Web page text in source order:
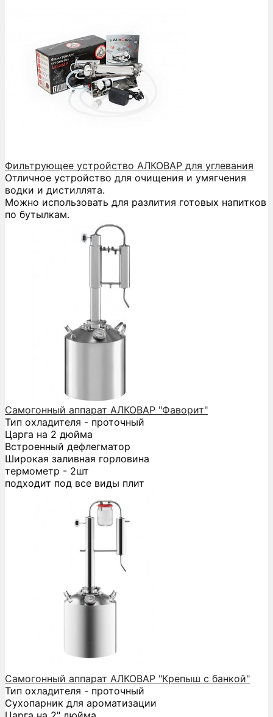
Фильтрующее устройство АЛКОВАР для углевания
Отличное устройство для очищения и умягчения
водки и дистиллята.
Можно использовать для разлития готовых напитков
по бутылкам.
Самогонный аппарат АЛКОВАР "Фаворит"
Тип охладителя - проточный
Царга на 2 дюйма
Встроенный дефлегматор
Широкая заливная горловина
термометр - 2шт
подходит под все виды плит
Самогонный аппарат АЛКОВАР "Крепыш с банкой"
Тип охладителя - проточный
Сухопарник для ароматизации